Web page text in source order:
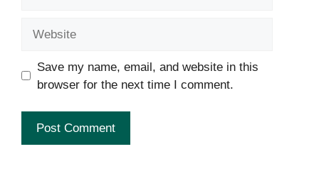
Save my name, email, and website in this
browser for the next time I comment.